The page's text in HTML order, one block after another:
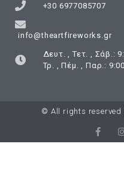
+30 6977085707
info@theartfireworks.gr
Δευτ. , Τετ. , Σάβ.:
Τρ. , Πέμ. , Παρ.:
© All rights reserved